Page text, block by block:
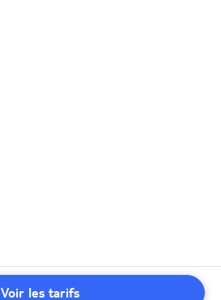
Voir les tarifs